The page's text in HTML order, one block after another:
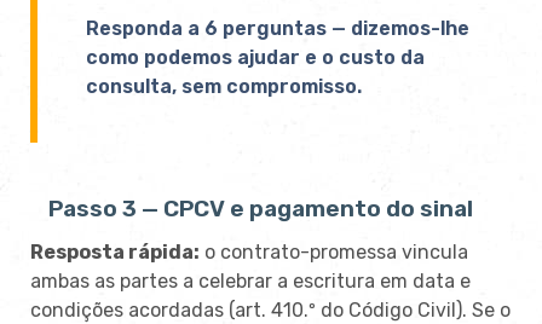
Responda a 6 perguntas — dizemos-lhe
como podemos ajudar e o custo da
consulta, sem compromisso.
Passo 3 — CPCV e pagamento do sinal
Resposta rápida: o contrato-promessa vincula
ambas as partes a celebrar a escritura em data e
condições acordadas (art. 410.º do Código Civil). Se o